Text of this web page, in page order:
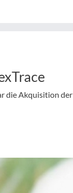
die Akquisition der